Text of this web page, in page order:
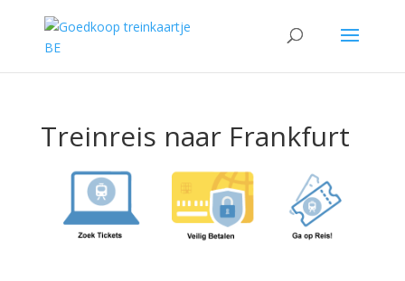
Treinreis naar Frankfurt